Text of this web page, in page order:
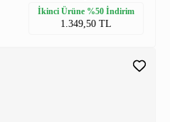
İkinci Ürüne %50 İndirim
1.349,50 TL